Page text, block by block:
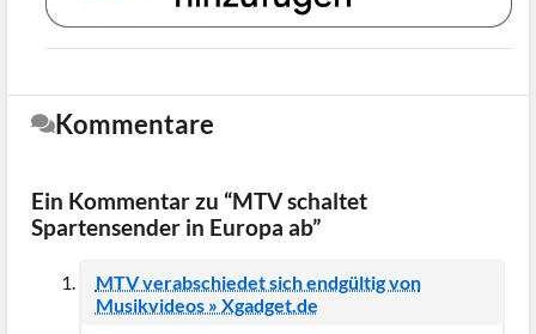
Kommentare
Ein Kommentar zu “MTV schaltet
Spartensender in Europa ab”
MTV verabschiedet sich endgültig von
Musikvideos » Xgadget.de